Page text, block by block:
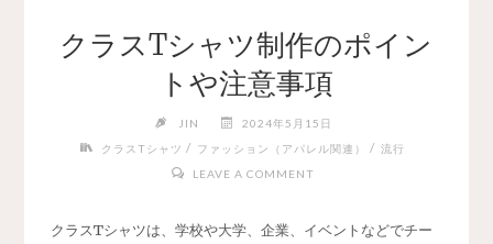
クラスTシャツ制作のポイン
トや注意事項
JIN
2024年5月15日
クラスTシャツ / ファッション（アパレル関連） / 流行
LEAVE A COMMENT
クラスTシャツは、学校や大学、企業、イベントなどでチー